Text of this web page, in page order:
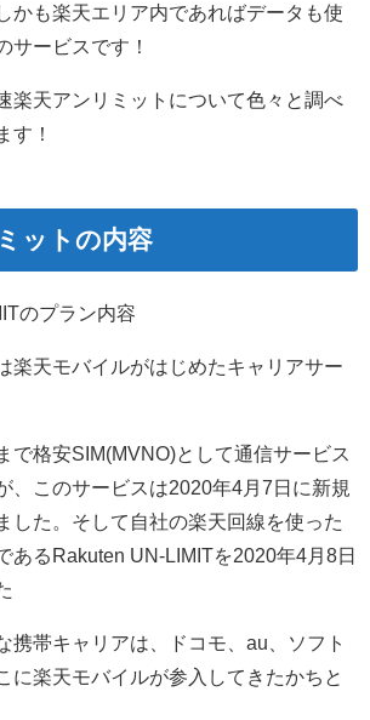
かも楽天エリア内であればデータも使
サービスです！
楽天アンリミットについて色々と調べ
す！
ットの内容
楽天モバイルがはじめたキャリアサー
で格安SIM(MVNO)として通信サービス
、このサービスは2020年4月7日に新規
した。そして自社の楽天回線を使った
あるRakuten UN-LIMITを2020年4月8日
携帯キャリアは、ドコモ、au、ソフト
に楽天モバイルが参入してきたかちと